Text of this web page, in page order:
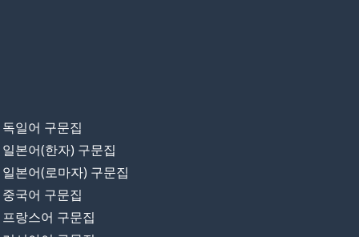
독일어 구문집
일본어(한자) 구문집
일본어(로마자) 구문집
중국어 구문집
프랑스어 구문집